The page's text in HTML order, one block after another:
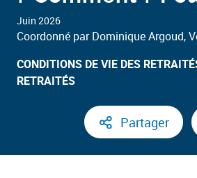
Juin 2026
Coordonné par Dominique Argoud,
CONDITIONS DE VIE DES
RETRAITÉS ​
Partager